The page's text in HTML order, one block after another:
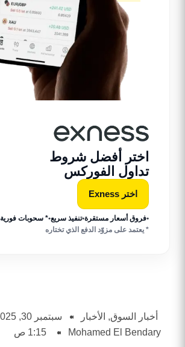
اختر أفضل شروط
تداول الفوركس
اختر Exness
•فروق أسعار مستقرة•تنفيذ سريع•* سحوبات فورية
* يعتمد على مزوّد الدفع الذي تختاره
أخبار السوق, الأخبار
سبتمبر 30, 2025
Mohamed El Bendary
1:15 ص